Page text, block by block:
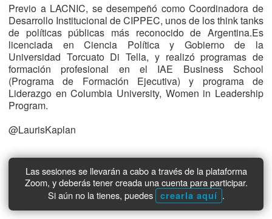
Previo a LACNIC, se desempeñó como Coordinadora de
Desarrollo Institucional de CIPPEC, unos de los think tanks
de políticas públicas más reconocido de Argentina.Es
licenciada en Ciencia Política y Gobierno de la
Universidad Torcuato Di Tella, y realizó programas de
formación profesional en el IAE Business School
(Programa de Formación Ejecutiva) y programa de
Liderazgo en Columbia University, Women in Leadership
Program.
@LaurisKaplan
Las sesiones se llevarán a cabo a través de la plataforma
Zoom, y deberás tener creada una cuenta para participar.
Si aún no la tienes, puedes crearla aquí .